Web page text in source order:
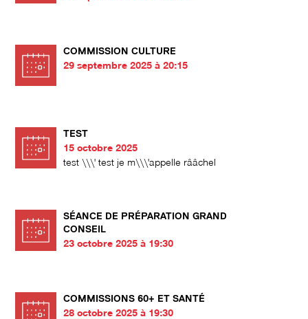
COMMISSION CULTURE
29 septembre 2025 à 20:15
TEST
15 octobre 2025
test \\\' test je m\\\'appelle rââchel
SÉANCE DE PRÉPARATION GRAND
CONSEIL
23 octobre 2025 à 19:30
COMMISSIONS 60+ ET SANTÉ
28 octobre 2025 à 19:30